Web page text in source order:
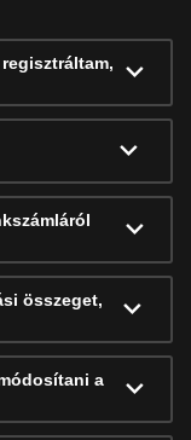
összeget,
a